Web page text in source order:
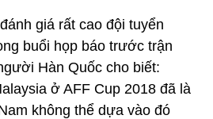
giá rất cao đội tuyển
buổi họp báo trước trận
Hàn Quốc cho biết:
ở AFF Cup 2018 đã là
không thể dựa vào đó